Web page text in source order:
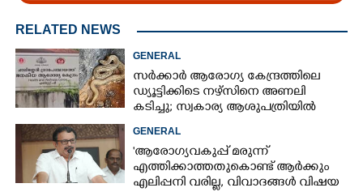
RELATED NEWS
GENERAL
സർക്കാർ ആരോഗ്യ കേന്ദ്രത്തിലെ
ഡ്യൂട്ടിക്കിടെ നഴ്സിനെ അണലി
കടിച്ചു; സ്വകാര്യ ആശുപത്രിയിൽ
GENERAL
'ആരോഗ്യവകുപ്പ് മരുന്ന്
എത്തിക്കാത്തതുകൊണ്ട് ആർക്കും
എലിപ്പനി വരില്ല, വിവാദങ്ങൾ വിഷയ